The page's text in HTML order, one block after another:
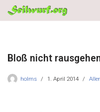
Bloß nicht
holms 1. April 2014